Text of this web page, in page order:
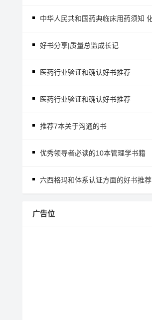
中华人民共和国药典临床用药须知
好书分享|质量总监成长记
医药行业验证和确认好书推荐
医药行业验证和确认好书推荐
推荐7本关于沟通的书
优秀领导者必读的10本管理学书籍
六西格玛和体系认证方面的好书推荐
广告位